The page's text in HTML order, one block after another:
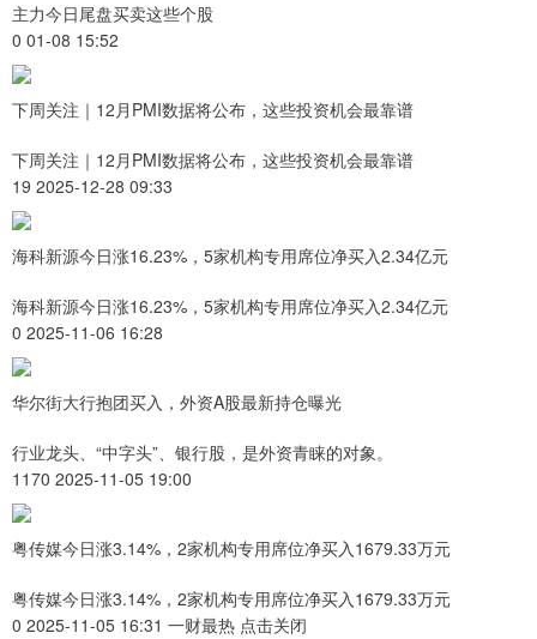
主力今日尾盘买卖这些个股
0 01-08 15:52
下周关注｜12月PMI数据将公布，这些投资机会最靠谱
下周关注｜12月PMI数据将公布，这些投资机会最靠谱
19 2025-12-28 09:33
海科新源今日涨16.23%，5家机构专用席位净买入2.34亿元
海科新源今日涨16.23%，5家机构专用席位净买入2.34亿元
0 2025-11-06 16:28
华尔街大行抱团买入，外资A股最新持仓曝光
行业龙头、“中字头”、银行股，是外资青睐的对象。
1170 2025-11-05 19:00
粤传媒今日涨3.14%，2家机构专用席位净买入1679.33万元
粤传媒今日涨3.14%，2家机构专用席位净买入1679.33万元
0 2025-11-05 16:31 一财最热 点击关闭